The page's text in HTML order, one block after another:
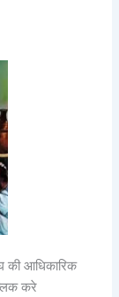
आधिकारिक
करे